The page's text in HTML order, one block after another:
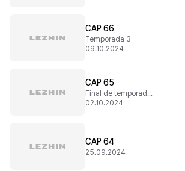
CAP 66
Temporada 3
09.10.2024
CAP 65
Final de temporada 2
02.10.2024
CAP 64
25.09.2024